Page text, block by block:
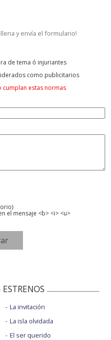
y envía el formulario!
de tema ó injuriantes
como publicitarios
cumplan estas normas
el mensaje <b> <i> <u>
La invitación
La isla olvidada
El ser querido